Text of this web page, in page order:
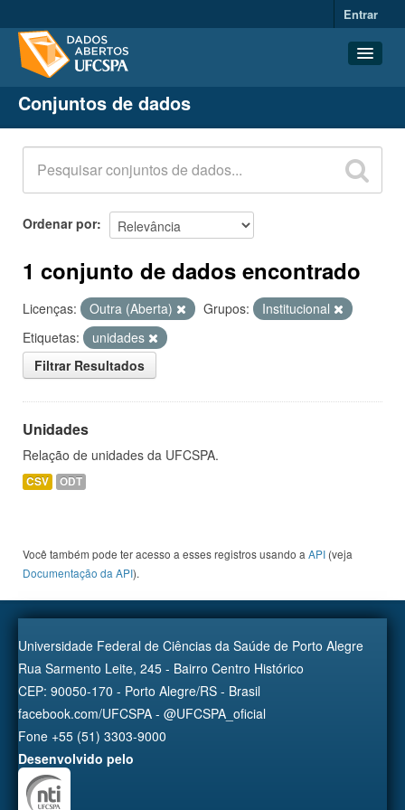
Entrar
Conjuntos de dados
Organizações
Grupos
Sobre
Conjuntos de dados
Ordenar por
1 conjunto de dados encontrado
Licenças: Outra (Aberta) Grupos:
Institucional
Etiquetas:
unidades
Filtrar Resultados
Unidades
Relação de unidades da UFCSPA.
CSV ODT
Você também pode ter acesso a esses registros usando a API (veja
Documentação da API).
Universidade Federal de Ciências da Saúde de Porto Alegre
Rua Sarmento Leite, 245 - Bairro Centro Histórico
CEP: 90050-170 - Porto Alegre/RS - Brasil
facebook.com/UFCSPA - @UFCSPA_oficial
Fone +55 (51) 3303-9000
Desenvolvido pelo